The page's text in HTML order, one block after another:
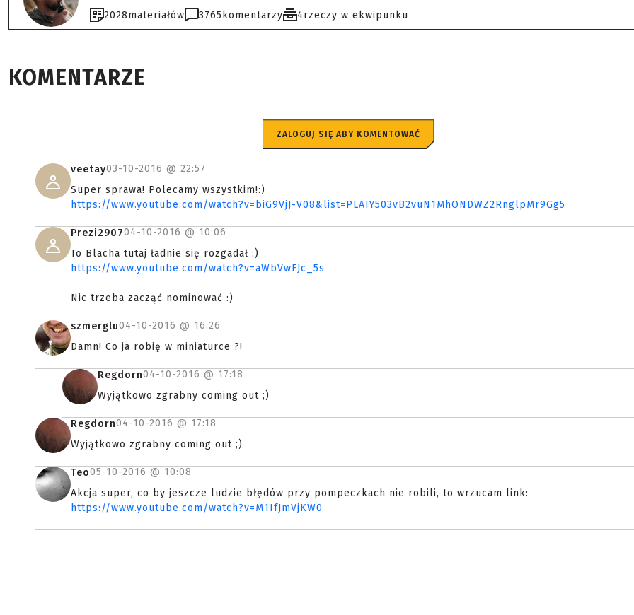
2028materiałów 3765 komentarzy 4rzeczy w ekwipunku
KOMENTARZE
ZALOGUJ SIĘ ABY KOMENTOWAĆ
veetay03-10-2016 @ 22:57
Super sprawa! Polecamy wszystkim!:)
https://www.youtube.com/watch?v=biG9VjJ-V08&list=PLAIY503vB2vuN1MhONDWZ2RnglpMr9Gg5
Prezi290704-10-2016 @ 10:06
To Blacha tutaj ładnie się rozgadał :)
https://www.youtube.com/watch?v=aWbVwFJc_5s
Nic trzeba zacząć nominować :)
szmerglu04-10-2016 @ 16:26
Damn! Co ja robię w miniaturce ?!
Regdorn04-10-2016 @ 17:18
Wyjątkowo zgrabny coming out ;)
Regdorn04-10-2016 @ 17:18
Wyjątkowo zgrabny coming out ;)
Teo05-10-2016 @ 10:08
Akcja super, co by jeszcze ludzie błędów przy pompeczkach nie robili, to wrzucam link:
https://www.youtube.com/watch?v=M1IfJmVjKW0